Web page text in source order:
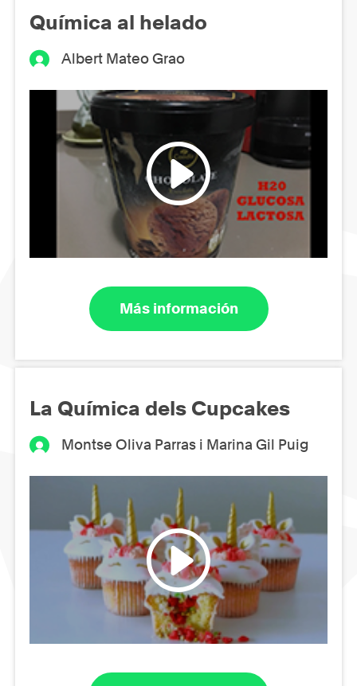
Química al helado
Albert Mateo Grao
Más información
La Química dels Cupcakes
Montse Oliva Parras i Marina Gil Puig